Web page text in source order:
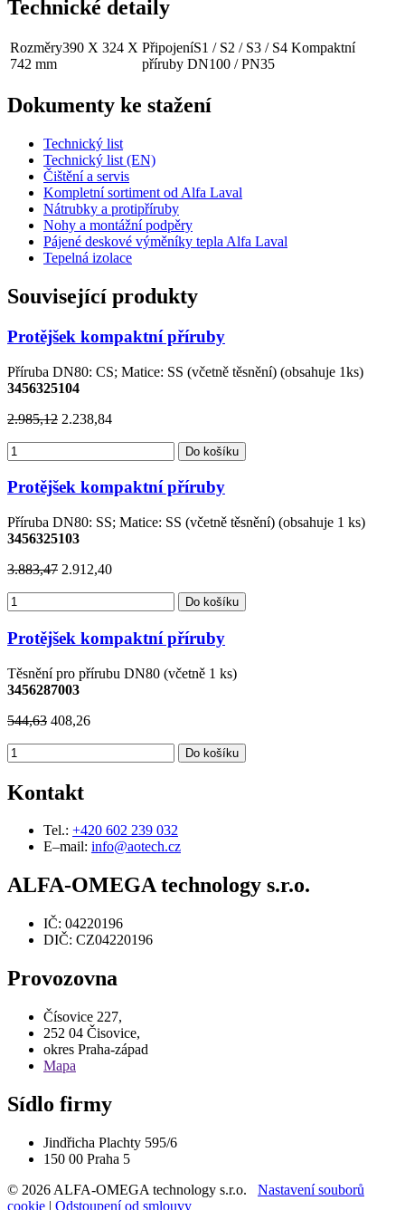
Technické detaily
Rozměry390 X 324 X
742 mm
PřipojeníS1 / S2 / S3 / S4 Kompaktní
příruby DN100 / PN35
Dokumenty ke stažení
Technický list
Technický list (EN)
Čištění a servis
Kompletní sortiment od Alfa Laval
Nátrubky a protipříruby
Nohy a montážní podpěry
Pájené deskové výměníky tepla Alfa Laval
Tepelná izolace
Související produkty
Protějšek kompaktní příruby
Příruba DN80: CS; Matice: SS (včetně těsnění) (obsahuje 1ks)
3456325104
2.985,12 2.238,84
Do košíku
Protějšek kompaktní příruby
Příruba DN80: SS; Matice: SS (včetně těsnění) (obsahuje 1 ks)
3456325103
3.883,47 2.912,40
Do košíku
Protějšek kompaktní příruby
Těsnění pro přírubu DN80 (včetně 1 ks)
3456287003
544,63 408,26
Do košíku
Kontakt
Tel.: +420 602 239 032
E–mail: info@aotech.cz
ALFA-OMEGA technology s.r.o.
IČ: 04220196
DIČ: CZ04220196
Provozovna
Čísovice 227,
252 04 Čisovice,
okres Praha-západ
Mapa
Sídlo firmy
Jindřicha Plachty 595/6
150 00 Praha 5
© 2026 ALFA-OMEGA technology s.r.o.
Nastavení souborů
cookie | Odstoupení od smlouvy